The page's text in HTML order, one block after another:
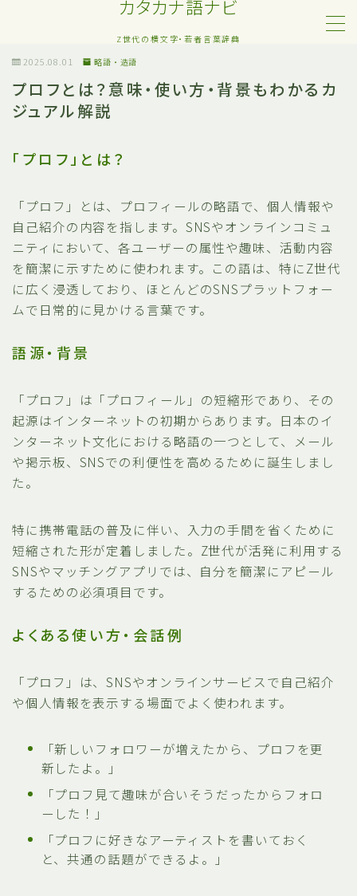
カタカナ語ナビ
Z世代の横文字・若者言葉辞典
MENU
Z世代・若者カタカナ語
ネット・SNS用語
日常でよく聞く流行語
略語・造語
2025.08.01 略語・造語
プロフとは？意味・使い方・背景もわかるカ
ジュアル解説
「プロフ」とは？
「プロフ」とは、プロフィールの略語で、個人情報や
自己紹介の内容を指します。SNSやオンラインコミュ
ニティにおいて、各ユーザーの属性や趣味、活動内容
を簡潔に示すために使われます。この語は、特にZ世代
に広く浸透しており、ほとんどのSNSプラットフォー
ムで日常的に見かける言葉です。
語源・背景
「プロフ」は「プロフィール」の短縮形であり、その
起源はインターネットの初期からあります。日本のイ
ンターネット文化における略語の一つとして、メール
や掲示板、SNSでの利便性を高めるために誕生しまし
た。
特に携帯電話の普及に伴い、入力の手間を省くために
短縮された形が定着しました。Z世代が活発に利用する
SNSやマッチングアプリでは、自分を簡潔にアピール
するための必須項目です。
よくある使い方・会話例
「プロフ」は、SNSやオンラインサービスで自己紹介
や個人情報を表示する場面でよく使われます。
「新しいフォロワーが増えたから、プロフを更
新したよ。」
「プロフ見て趣味が合いそうだったからフォロ
ーした！」
「プロフに好きなアーティストを書いておく
と、共通の話題ができるよ。」